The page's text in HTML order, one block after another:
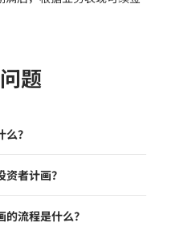
题
？
者计画？
流程是什么？